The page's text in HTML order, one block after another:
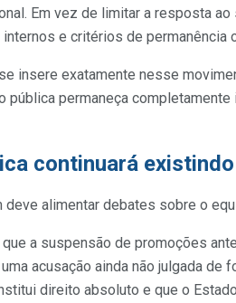
Em vez de limitar a resposta
e critérios de permanência
insere exatamente nesse
pública permaneça
continuará existindo
deve alimentar debates sobre o
a suspensão de promoções
acusação ainda não julgada
direito absoluto e que o